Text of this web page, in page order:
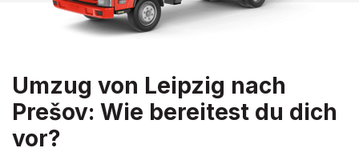
Umzug von Leipzig nach
Prešov: Wie bereitest du dich
vor?